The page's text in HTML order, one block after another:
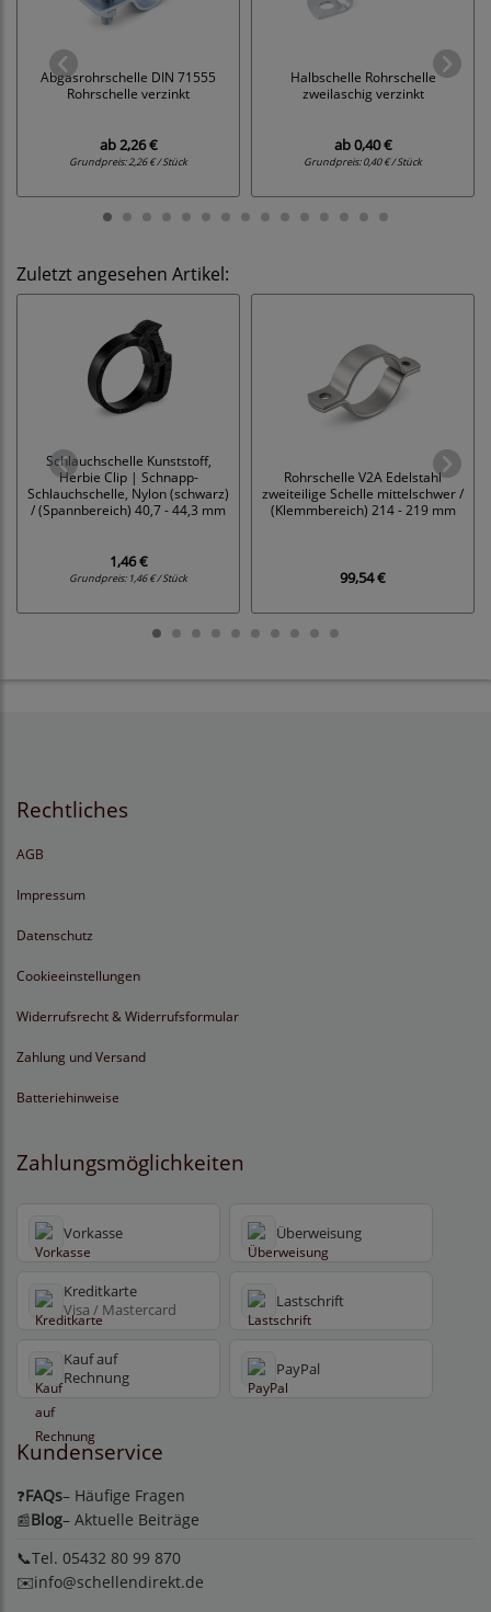
Abgasrohrschelle DIN 71555
Rohrschelle verzinkt
ab2,26 €
Grundpreis:2,26 € / Stück
Halbschelle Rohrschelle
zweilaschig verzinkt
ab0,40 €
Grundpreis:0,40 € / Stück
Zuletzt angesehen Artikel:
Schlauchschelle Kunststoff,
Herbie Clip | Schnapp-
Schlauchschelle, Nylon (schwarz)
/ (Spannbereich) 40,7 - 44,3 mm
1,46 €
Grundpreis: 1,46 € / Stück
Rohrschelle V2A Edelstahl
zweiteilige Schelle mittelschwer /
(Klemmbereich) 214 - 219 mm
99,54 €
Rechtliches
AGB
Impressum
Datenschutz
Cookieeinstellungen
Widerrufsrecht & Widerrufsformular
Zahlung und Versand
Batteriehinweise
Zahlungsmöglichkeiten
Vorkasse Überweisung
Kreditkarte
Visa / Mastercard Lastschrift
Kauf auf
Rechnung
PayPal
Kundenservice
❓FAQs– Häufige Fragen
📰Blog– Aktuelle Beiträge
📞Tel. 05432 80 99 870
✉️info@schellendirekt.de